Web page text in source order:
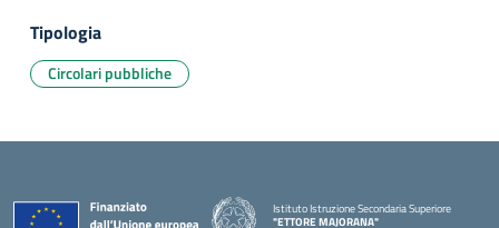
Tipologia
Circolari pubbliche
Istituto Istruzione Secondaria Superiore
"ETTORE MAJORANA"